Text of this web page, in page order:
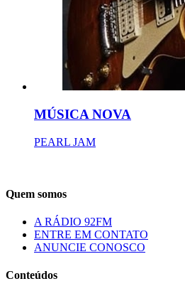
MÚSICA NOVA
PEARL JAM
Quem somos
A RÁDIO 92FM
ENTRE EM CONTATO
ANUNCIE CONOSCO
Conteúdos